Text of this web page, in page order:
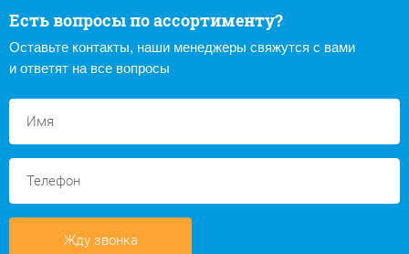
Есть вопросы по ассортименту?
Оставьте контакты, наши менеджеры свяжутся с вами
и ответят на все вопросы
Жду звонка